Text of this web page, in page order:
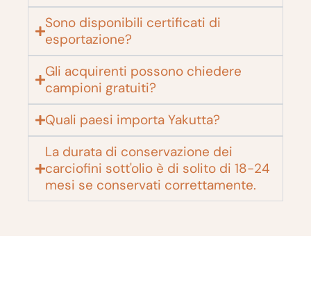
Sono disponibili certificati di
esportazione?
Gli acquirenti possono chiedere
campioni gratuiti?
Quali paesi importa Yakutta?
La durata di conservazione dei
carciofini sott'olio è di solito di 18-24
mesi se conservati correttamente.